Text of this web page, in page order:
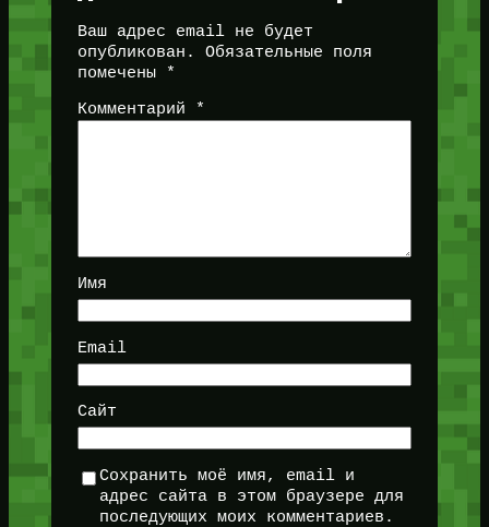
Ваш адрес email не будет
опубликован.
Обязательные поля
помечены
*
Комментарий *
Имя
Email
Сайт
Сохранить моё имя, email и
адрес сайта в этом браузере для
последующих моих комментариев.